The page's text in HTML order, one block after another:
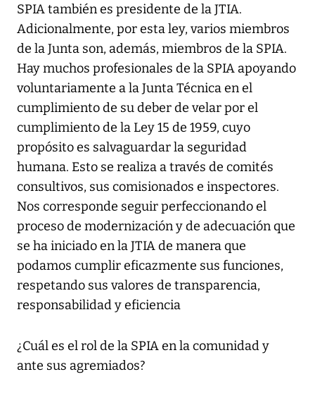
SPIA también es presidente de la JTIA.
Adicionalmente, por esta ley, varios miembros
de la Junta son, además, miembros de la SPIA.
Hay muchos profesionales de la SPIA apoyando
voluntariamente a la Junta Técnica en el
cumplimiento de su deber de velar por el
cumplimiento de la Ley 15 de 1959, cuyo
propósito es salvaguardar la seguridad
humana. Esto se realiza a través de comités
consultivos, sus comisionados e inspectores.
Nos corresponde seguir perfeccionando el
proceso de modernización y de adecuación que
se ha iniciado en la JTIA de manera que
podamos cumplir eficazmente sus funciones,
respetando sus valores de transparencia,
responsabilidad y eficiencia
¿Cuál es el rol de la SPIA en la comunidad y
ante sus agremiados?